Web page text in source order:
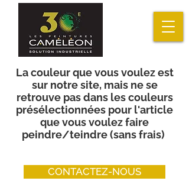
La couleur que vous voulez est
sur notre site, mais ne se
retrouve pas dans les couleurs
présélectionnées pour l'article
que vous voulez faire
peindre/teindre (sans frais)
CONTACTEZ-NOUS